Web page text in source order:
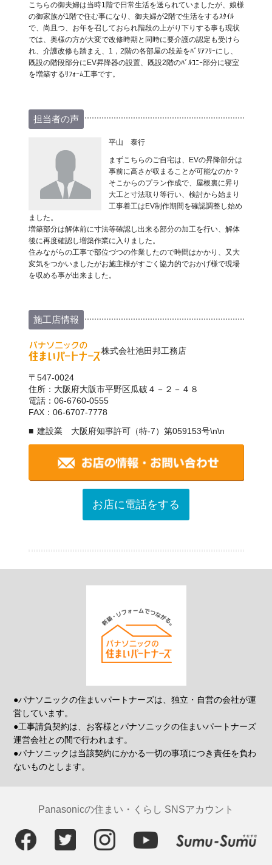
こちらの御夫婦は当時1階で日常生活を送られていましたが、娘様
の御家族が1階で住む事になり、御夫婦が2階で生活をするｽﾀｲﾙ
で、尚且つ、お年を召しておられ階段の上がり下りする事も現状
では、奥様の方が大変で改修時期と同時に要介護の認定も受けら
れ、介護改修も踏まえ、1，2階の各部屋の段差をﾊﾞﾘｱﾌﾘｰにし、
既設の階段部分にEV昇降器の設置、既設2階のﾊﾞﾙｺﾆｰ部分に寝室
を増築するﾘﾌｫｰﾑ工事です。
担当者の声
平山 泰行
まずこちらのご自宅は、EVの昇降部分は
事前に高さが収まることが可能なのか？
そこからのプラン作成で、屋根裏に昇り
大工と寸法取り等行い、検討から始まり
工事着工はEV制作期間を確認調整し始め
ました。
増築部分は解体前に寸法等確認し出来る部分の加工を行い、解体
後に再度確認し増築作業に入りました。
住みながらの工事で部位づつの作業したので時間はかかり、又大
変気をつかいましたがお施主様がすごく協力的でおかげ様で現場
を収める事が出来ました。
施工店情報
株式会社池田邦工務店
〒547-0024
住所：大阪府大阪市平野区瓜破４－２－４８
電話：06-6760-0555
FAX：06-6707-7778
建設業 大阪府知事許可（特-7）第059153号\n\n
お店に電話をする
●パナソニックの住まいパートナーズは、独立・自営の会社が運
営しています。
●工事請負契約は、お客様とパナソニックの住まいパートナーズ
運営会社との間で行われます。
●パナソニックは当該契約にかかる一切の事項につき責任を負わ
ないものとします。
Panasonicの住まい・くらし SNSアカウント